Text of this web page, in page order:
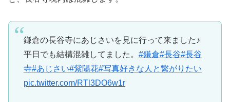
鎌倉の長谷寺にあじさいを見に行って来ました♪
平日でも結構混雑してました。 #鎌倉#長谷#長谷
寺#あじさい#紫陽花#写真好きな人と繋がりたい
pic.twitter.com/RTl3DO6w1r